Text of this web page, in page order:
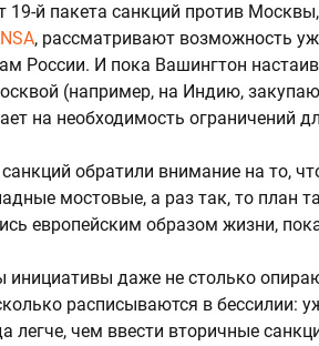
19-й пакета санкций против
, рассматривают возможность
России. И пока Вашингтон
(например, на Индию,
на необходимость ограничений
обратили внимание на то,
мостовые, а раз так, то план
европейским образом жизни,
даже не столько
расписываются в бессилии:
чем ввести вторичные